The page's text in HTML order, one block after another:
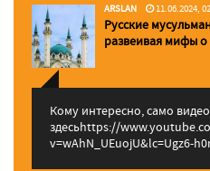
ARSLAN 11.06.2024,
Русские
pазвеивая мифы
Кому интересно, само видео
здесьhttps://
v=wAhN_UEuojU&lc=Ugz6-